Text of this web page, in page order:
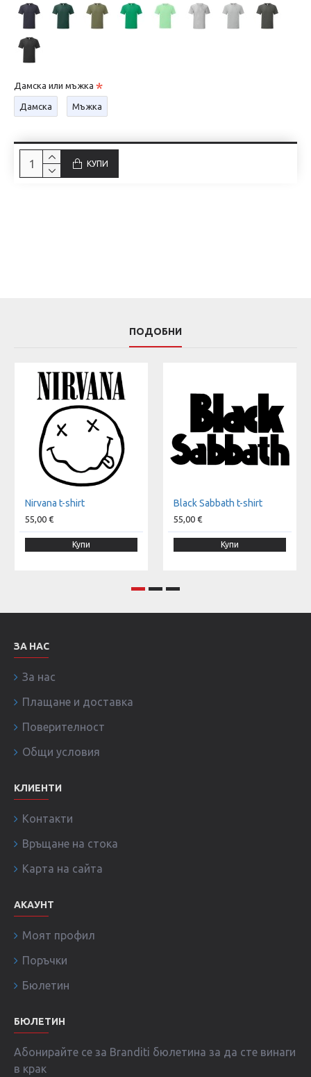
Дамска или мъжка
Дамска Мъжка
КУПИ
ПОДОБНИ
Nirvana t-shirt
55,00 €
Купи
Black Sabbath t-shirt
55,00 €
Купи
ЗА НАС
За нас
Плащане и доставка
Поверителност
Общи условия
КЛИЕНТИ
Контакти
Връщане на стока
Карта на сайта
АКАУНТ
Моят профил
Поръчки
Бюлетин
БЮЛЕТИН
Абонирайте се за Branditi бюлетина за да сте винаги
в крак